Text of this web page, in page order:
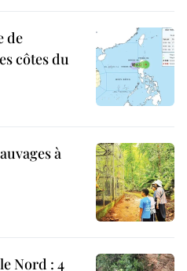
de
côtes du
à
Nord : 4